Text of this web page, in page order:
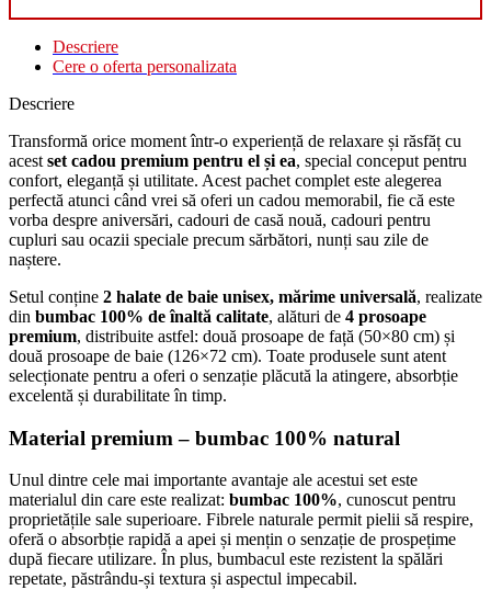
Descriere
Cere o oferta personalizata
Descriere
Transformă orice moment într-o experiență de relaxare și răsfăț cu
acest set cadou premium pentru el și ea, special conceput pentru
confort, eleganță și utilitate. Acest pachet complet este alegerea
perfectă atunci când vrei să oferi un cadou memorabil, fie că este
vorba despre aniversări, cadouri de casă nouă, cadouri pentru
cupluri sau ocazii speciale precum sărbători, nunți sau zile de
naștere.
Setul conține 2 halate de baie unisex, mărime universală, realizate
din bumbac 100% de înaltă calitate, alături de 4 prosoape
premium, distribuite astfel: două prosoape de față (50×80 cm) și
două prosoape de baie (126×72 cm). Toate produsele sunt atent
selecționate pentru a oferi o senzație plăcută la atingere, absorbție
excelentă și durabilitate în timp.
Material premium – bumbac 100% natural
Unul dintre cele mai importante avantaje ale acestui set este
materialul din care este realizat: bumbac 100%, cunoscut pentru
proprietățile sale superioare. Fibrele naturale permit pielii să respire,
oferă o absorbție rapidă a apei și mențin o senzație de prospețime
după fiecare utilizare. În plus, bumbacul este rezistent la spălări
repetate, păstrându-și textura și aspectul impecabil.